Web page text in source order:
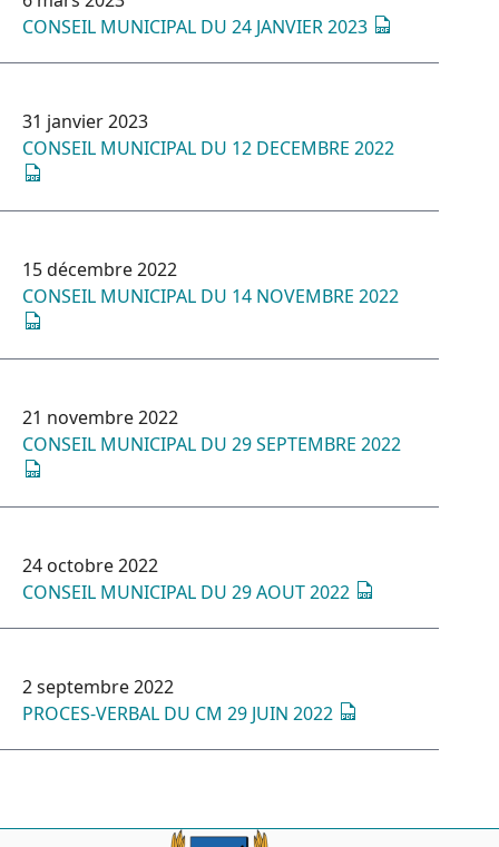
CONSEIL MUNICIPAL DU 24 JANVIER 2023
31 janvier 2023
CONSEIL MUNICIPAL DU 12 DECEMBRE 2022
15 décembre 2022
CONSEIL MUNICIPAL DU 14 NOVEMBRE 2022
21 novembre 2022
CONSEIL MUNICIPAL DU 29 SEPTEMBRE 2022
24 octobre 2022
CONSEIL MUNICIPAL DU 29 AOUT 2022
2 septembre 2022
PROCES-VERBAL DU CM 29 JUIN 2022